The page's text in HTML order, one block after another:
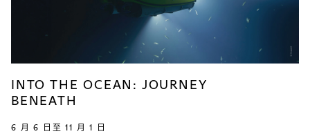
INTO THE OCEAN: JOURNEY
BENEATH
6 月 6 日至 11 月 1 日